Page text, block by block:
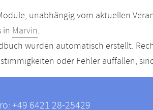
unabhängig vom aktuellen
in Marvin.
wurden automatisch erstellt.
oder Fehler auffallen,
+49 6421 28-25429